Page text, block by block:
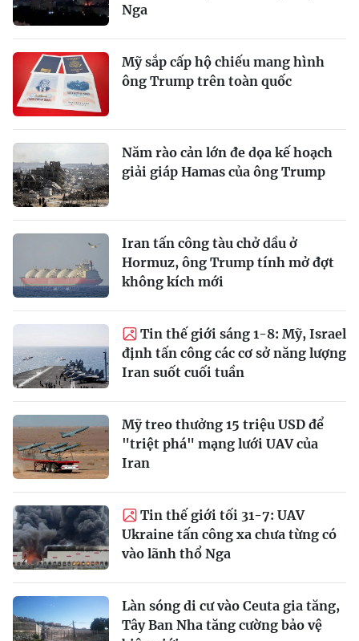
Nga
Mỹ sắp cấp hộ chiếu mang hình
ông Trump trên toàn quốc
Năm rào cản lớn đe dọa kế hoạch
giải giáp Hamas của ông Trump
Iran tấn công tàu chở dầu ở
Hormuz, ông Trump tính mở đợt
không kích mới
Tin thế giới sáng 1-8: Mỹ, Israel
định tấn công các cơ sở năng lượng
Iran suốt cuối tuần
Mỹ treo thưởng 15 triệu USD để
"triệt phá" mạng lưới UAV của
Iran
Tin thế giới tối 31-7: UAV
Ukraine tấn công xa chưa từng có
vào lãnh thổ Nga
Làn sóng di cư vào Ceuta gia tăng,
Tây Ban Nha tăng cường bảo vệ